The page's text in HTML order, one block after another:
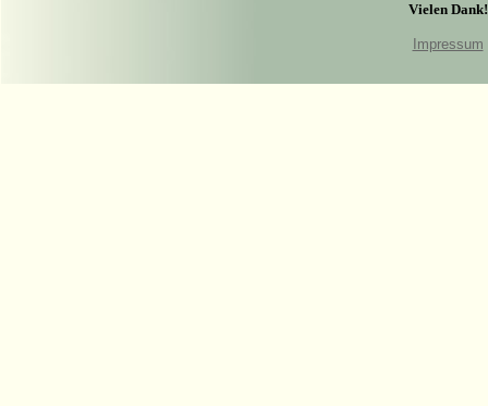
Vielen Dank!
Impressum